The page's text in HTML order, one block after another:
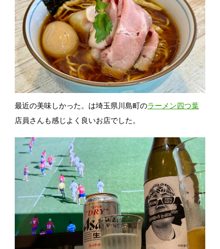
最近の美味しかった。は埼玉県川島町のラーメン四つ葉
店員さんも感じよく良いお店でした。